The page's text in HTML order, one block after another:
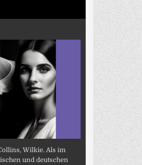
Wilkie. Als im
und deutschen